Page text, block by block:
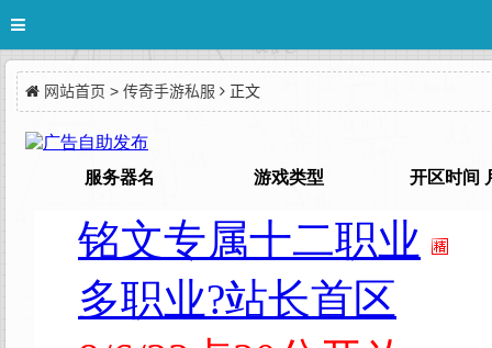
网站首页 > 传奇手游私服 正文